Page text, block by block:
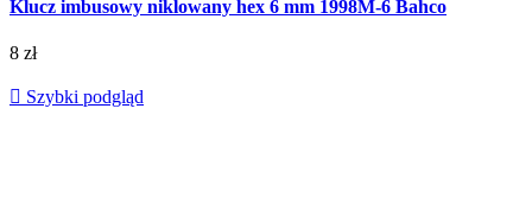
Klucz imbusowy niklowany hex 6 mm 1998M-6 Bahco
8 zł
 Szybki podgląd